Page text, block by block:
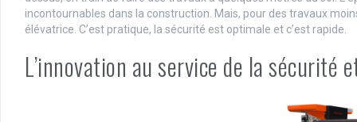
incontournables dans la construction. Mais, pour des travaux
élévatrice. C’est pratique, la sécurité est optimale et c’est rapide.
L’innovation au service de la sécurité